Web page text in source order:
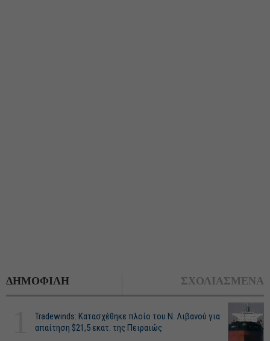
ΔΗΜΟΦΙΛΗ ΣΧΟΛΙΑΣΜΕΝΑ
Tradewinds: Κατασχέθηκε πλοίο του Ν. Λιβανού για
απαίτηση $21,5 εκατ. της Πειραιώς